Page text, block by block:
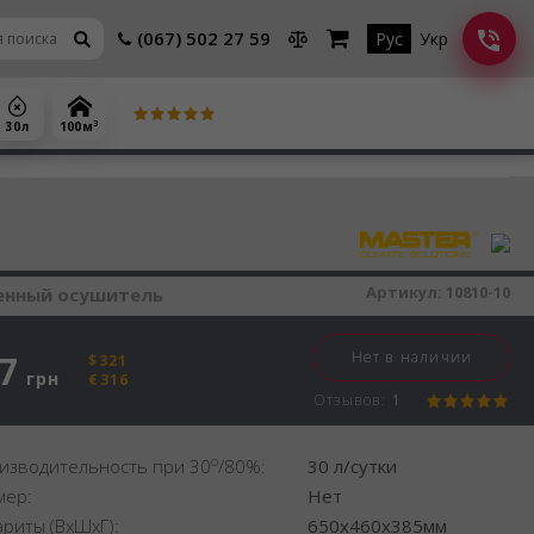
(067) 502 27 59 Рус Укр
30 л 100 м3
воздуха
осушитель
грн
$321
€316
Нет в наличии
Отзывов: 1
Артикул: 10810-10
при 30o/80%:
30 л/сутки
Нет
(ВхШхГ):
650x460x385мм